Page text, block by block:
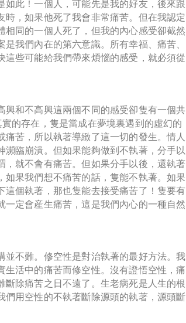
此！一個人，可能先是我的好友，後來跟
，如果他死了我會非常痛苦。但在我認定
同的一個人死了，但我的內心感受卻截然
我們內在的第六意識。所有幸福、痛苦、
些可能給我們帶來煩惱的感受，就必須從
和不高興這兩個不同的感受卻隻有一個共
的存在，隻是當成在夢境裏遇到的虛幻的
苦，所以執著導緻了這一切的發生。情人
臨崩潰。但如果能夠做到不執著，分手以
就不會有痛苦。但如果分手以後，還執著
果我們想不痛苦的話，隻能不執著。如果
個執著，那也隻能去接受痛苦了！隻要有
定會産生痛苦，這是我們內心的一種自然
不難。修空性是對治執著的最好方法。我
活中的痛苦而修空性。沒有證悟空性，痛
除痛苦之日不遠了。生老病死是人生的根
用空性的不執著斷除源頭的執著，源頭斷